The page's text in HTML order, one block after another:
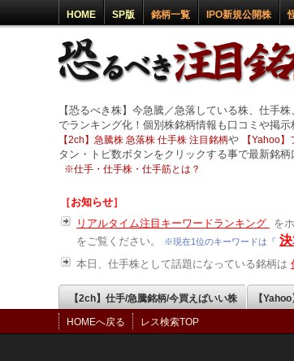
HOME SP版 銘柄一覧 IPO新規公開株
【恐るべき株】今急騰／急落している株、仕手
でランキング化！個別株銘柄情報も口コミや掲示
【2ch】急騰株 急落株 仕手株 注目銘柄や 【Yahoo
タン・トピ数ボタンをクリックする事で最新銘
※仕手・仕手株・仕手筋とは？
［お知らせ］
リアルタイム注目キーワードランキング
を
をご覧ください。
※現在1位のキーワードは『
本日、仕手株として話題になっている銘柄は
【2ch】仕手/急騰銘柄/今買えばいい株 【
HOMEへ戻る レス検索TOP